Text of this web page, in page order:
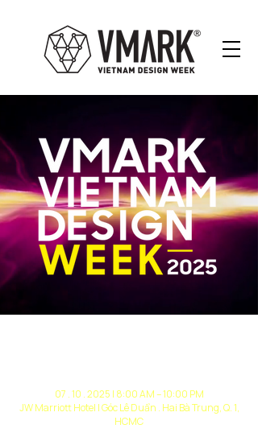
07 . 10 . 2025 | 8:00 AM – 10:00 PM
JW Marriott Hotel | Góc Lê Duẩn . Hai Bà Trung, Q. 1,
HCMC